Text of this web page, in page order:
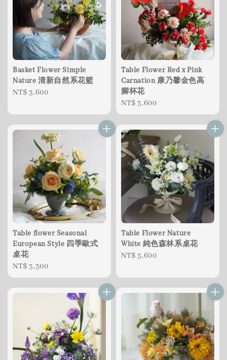
Basket Flower Simple
Nature 清新自然系花籃
Regular
NT$ 3,600
Table Flower Red x Pink
Carnation 康乃馨金色高
腳杯花
Regular
price
NT$ 3,600
Table flower Seasonal
European Style 四季歐式
桌花
Regular
price
NT$ 3,300
Table Flower Nature
White 純色森林系桌花
Regular
NT$ 3,600